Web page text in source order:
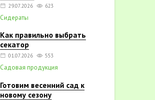
29.07.2026 623
Сидераты
Как правильно выбрать
секатор
01.07.2026 553
Садовая продукция
Готовим весенний сад к
новому сезону